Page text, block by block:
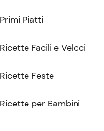
Primi Piatti
Ricette Facili e Veloci
Ricette Feste
Ricette per Bambini